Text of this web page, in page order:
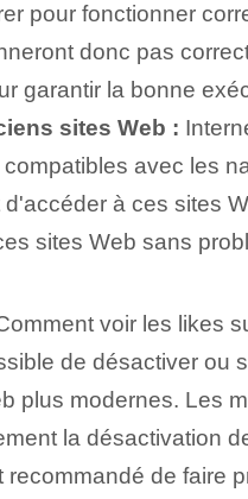
pour fonctionner
donc pas
garantir la bonne
sites Web :
avec les
à ces sites
sites Web sans
voir les likes
de désactiver ou
plus modernes. Les
la désactivation
de faire